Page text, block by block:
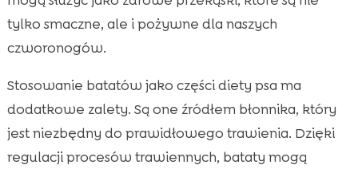
tylko smaczne, ale i pożywne dla naszych
czworonogów.
Stosowanie batatów jako części diety psa ma
dodatkowe zalety. Są one źródłem błonnika, który
jest niezbędny do prawidłowego trawienia. Dzięki
regulacji procesów trawiennych, bataty mogą